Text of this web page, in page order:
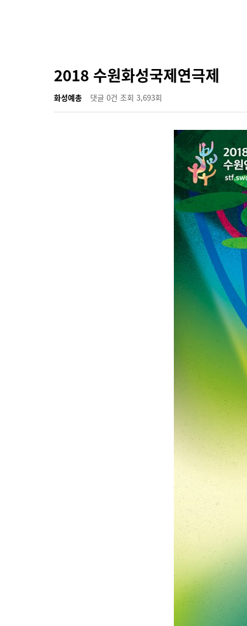
2018 수원화성국제연극제
화성예총 댓글 0건 조회 3,693회